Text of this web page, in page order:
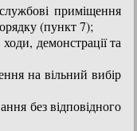
приміщення
(пункт 7);
демонстрації та
на вільний вибір
без відповідного